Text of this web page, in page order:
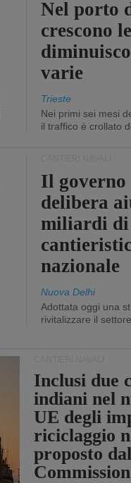
Nel porto
crescono
varie
Trieste
Nei primi sei mesi
il traffico è crollato
Il
delibera
miliardi
nazionale
Nuova Delhi
Adottata oggi una
rivitalizzare il settore
Inclusi due
indiani nel
UE degli
riciclaggio
proposto